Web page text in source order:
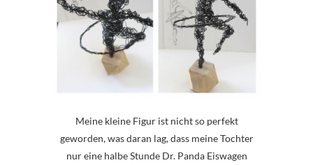
Meine kleine Figur ist nicht so perfekt
geworden, was daran lag, dass meine Tochter
nur eine halbe Stunde Dr. Panda Eiswagen